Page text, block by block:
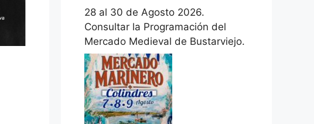
28 al 30 de Agosto 2026.
Consultar la Programación del
Mercado Medieval de Bustarviejo.